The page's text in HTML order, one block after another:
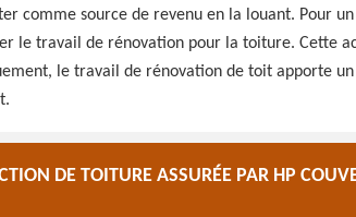
comme source de revenu en la louant. Pour
le travail de rénovation pour la toiture. Cette
le travail de rénovation de toit apporte
DE TOITURE ASSURÉE PAR HP